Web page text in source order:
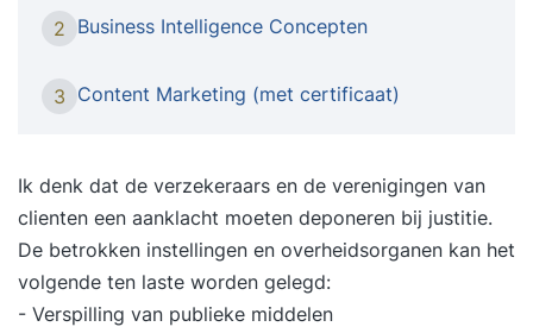
om qua interface en gebruikerservaring. in onze
cursus Lightroom CC ga je aan de slag om, indien
toveren naar beeld waar je echt trots op kan zijn!
cursus Lightroom CC vindt er een telefonische
intake plaats, waarin we je huidige niveau en
leerbehoefte bepalen. 2: Voorbereiding Wij gaan
aan de slag om een persoonlijk cursusprogramma
voor je samen te stellen op basis van je huidige
2 Business Intelligence Concepten
3 Content Marketing (met certificaat)
Ik denk dat de verzekeraars en de verenigingen van
clienten een aanklacht moeten deponeren bij justitie.
De betrokken instellingen en overheidsorganen kan het
volgende ten laste worden gelegd:
- Verspilling van publieke middelen